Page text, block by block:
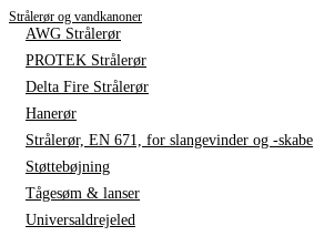
Strålerør og vandkanoner
AWG Strålerør
PROTEK Strålerør
Delta Fire Strålerør
Hanerør
Strålerør, EN 671, for slangevinder og -skabe
Støttebøjning
Tågesøm & lanser
Universaldrejeled